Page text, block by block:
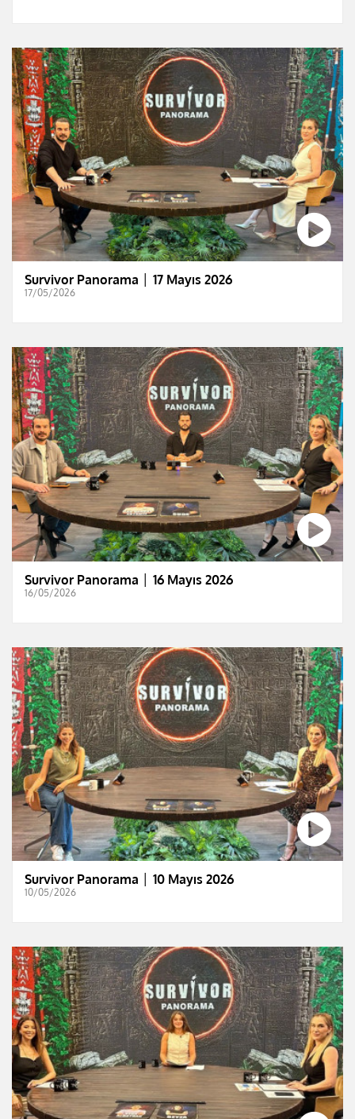
Survivor Panorama │ 17 Mayıs 2026
17/05/2026
Survivor Panorama │ 16 Mayıs 2026
16/05/2026
Survivor Panorama │ 10 Mayıs 2026
10/05/2026